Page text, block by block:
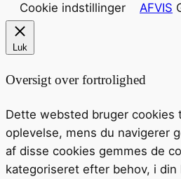
Cookie indstillinger
AFVIS
Luk
Oversigt over fortrolighed
Dette websted bruger cookies
oplevelse, mens du navigerer
af disse cookies gemmes de
kategoriseret efter behov, i din